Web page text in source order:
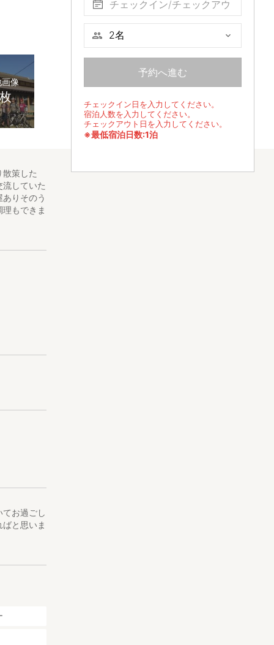
チェックイン/チェックアウ
ト
予約へ進む
チェックイン日を入力してください。
宿泊人数を入力してください。
チェックアウト日を入力してください。
※最低宿泊日数:1泊
像
策した
していた
りそのう
もできま
お過ごし
と思いま